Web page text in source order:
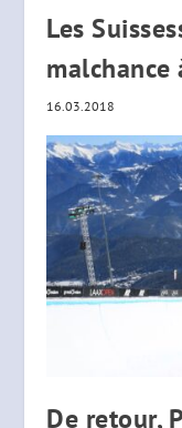
Les
malchance
16.03.2018
De retour,